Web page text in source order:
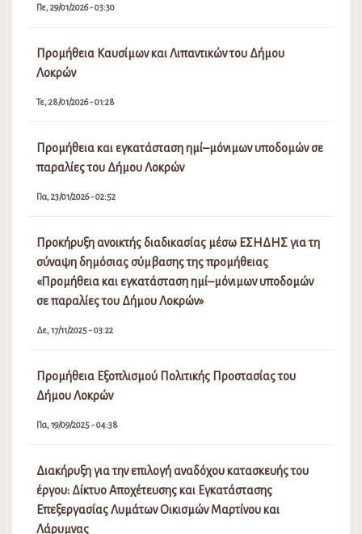
Πε, 29/01/2026 - 03:30
Προμήθεια Καυσίμων και Λιπαντικών του Δήμου
Λοκρών
Τε, 28/01/2026 - 01:28
Προμήθεια και εγκατάσταση ημί–μόνιμων υποδομών σε
παραλίες του Δήμου Λοκρών
Πα, 23/01/2026 - 02:52
Προκήρυξη ανοικτής διαδικασίας μέσω ΕΣΗΔΗΣ για τη
σύναψη δημόσιας σύμβασης της προμήθειας
«Προμήθεια και εγκατάσταση ημί–μόνιμων υποδομών
σε παραλίες του Δήμου Λοκρών»
Δε, 17/11/2025 - 03:22
Προμήθεια Εξοπλισμού Πολιτικής Προστασίας του
Δήμου Λοκρών
Πα, 19/09/2025 - 04:38
Διακήρυξη για την επιλογή αναδόχου κατασκευής του
έργου: Δίκτυο Αποχέτευσης και Εγκατάστασης
Επεξεργασίας Λυμάτων Οικισμών Μαρτίνου και
Λάρυμνας